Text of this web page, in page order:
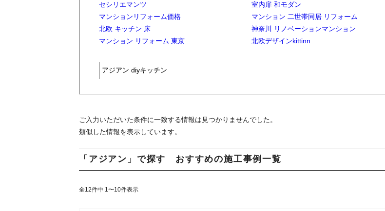
セシリエマンツ
室内扉 和モダン
マンションリフォーム価格
マンション 二世帯同居 リフォーム
北欧 キッチン 床
神奈川 リノベーションマンション
マンション リフォーム 東京
北欧デザインkittinn
ご入力いただいた条件に一致する情報は見つかりませんでした。
類似した情報を表示しています。
「アジアン」で探す おすすめの施工事例一覧
全12件中 1〜10件表示